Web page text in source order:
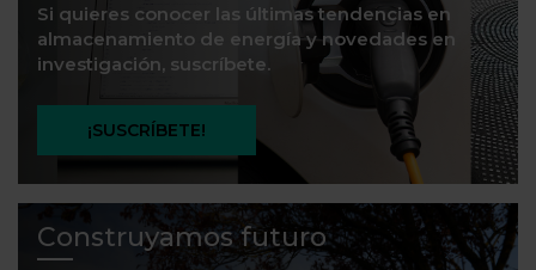
Si quieres conocer las últimas tendencias en
almacenamiento de energía y novedades en
investigación, suscríbete.
¡SUSCRÍBETE!
Construyamos futuro